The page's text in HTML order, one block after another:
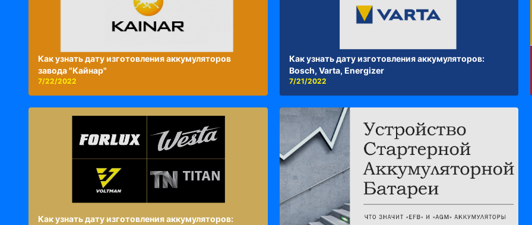
Как узнать дату изготовления аккумуляторов
завода "Кайнар"
7/22/2022
Как узнать дату изготовления аккумуляторов:
Bosch, Varta, Energizer
7/21/2022
Как узнать дату изготовления аккумуляторов: